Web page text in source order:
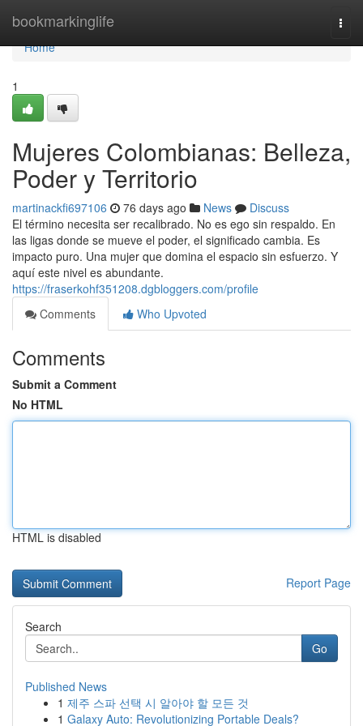
bookmarkinglife
Home
Home
1
Mujeres Colombianas: Belleza,
Poder y Territorio
martinackfi697106 76 days ago News
Discuss
El término necesita ser recalibrado. No es ego sin respaldo. En
las ligas donde se mueve el poder, el significado cambia. Es
impacto puro. Una mujer que domina el espacio sin esfuerzo. Y
aquí este nivel es abundante.
https://fraserkohf351208.dgbloggers.com/profile
Comments
Who Upvoted
Comments
Submit a Comment
No HTML
HTML is disabled
Report Page
Search
Go
Published News
1 제주 스파 선택 시 알아야 할 모든 것
1 Galaxy Auto: Revolutionizing Portable Deals?